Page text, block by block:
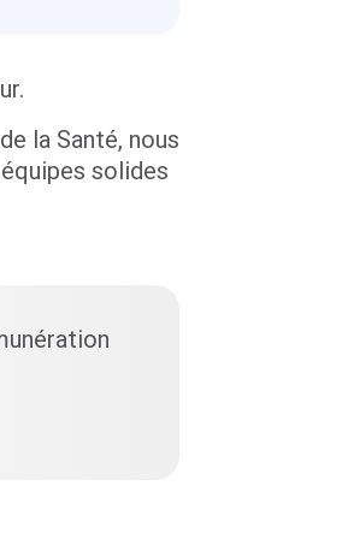
la Santé, nous
solides